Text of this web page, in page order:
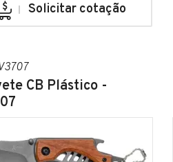
Solicitar cotação
CB Plástico -